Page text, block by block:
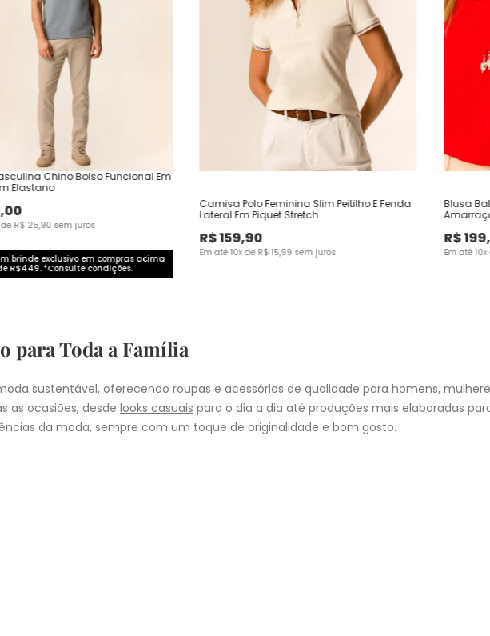
Chino Bolso Funcional Em
Elastano
,00
R$ 25,90 sem juros
brinde exclusivo em compras acima
R$449. *Consulte condições.
Camisa Polo Feminina Slim Peitilho E Fenda
Lateral Em Piquet Stretch
R$159,90
Em até10x de R$ 15,99 sem juros
Blusa
R$199,
Em até10x
para Toda a Família
sustentável, oferecendo roupas e acessórios de qualidade para homens,
as ocasiões, desde looks casuais para o dia a dia até produções mais elaboradas
da moda, sempre com um toque de originalidade e bom gosto.